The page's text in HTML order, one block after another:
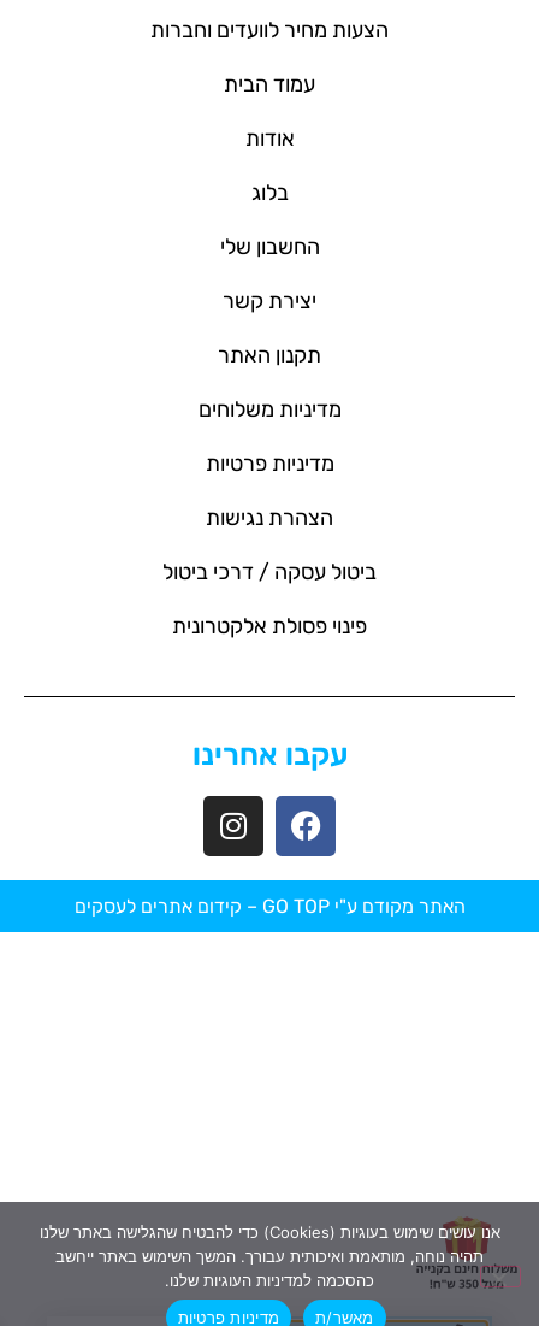
הצעות מחיר לוועדים וחברות
עמוד הבית
אודות
בלוג
החשבון שלי
יצירת קשר
תקנון האתר
מדיניות משלוחים
מדיניות פרטיות
הצהרת נגישות
ביטול עסקה / דרכי ביטול
פינוי פסולת אלקטרונית
עקבו אחרינו
האתר מקודם ע"י GO TOP – קידום אתרים לעסקים
אנו עושים שימוש בעוגיות (Cookies) כדי להבטיח שהגלישה באתר שלנו
תהיה נוחה, מותאמת ואיכותית עבורך. המשך השימוש באתר ייחשב
כהסכמה למדיניות העוגיות שלנו.
מאשר/ת
מדיניות פרטיות